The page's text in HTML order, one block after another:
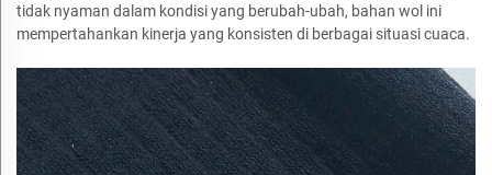
tidak nyaman dalam kondisi yang berubah-ubah, bahan wol ini
mempertahankan kinerja yang konsisten di berbagai situasi cuaca.